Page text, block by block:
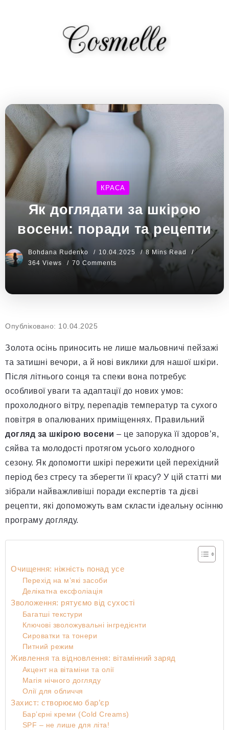
КРАСА
Як доглядати за шкірою
восени: поради та рецепти
Bohdana Rudenko 10.04.2025
8 Mins Read
364 Views
70 Comments
Опубліковано: 10.04.2025
Золота осінь приносить не лише мальовничі пейзажі
та затишні вечори, а й нові виклики для нашої шкіри.
Після літнього сонця та спеки вона потребує
особливої уваги та адаптації до нових умов:
прохолодного вітру, перепадів температур та сухого
повітря в опалюваних приміщеннях. Правильний
догляд за шкірою восени – це запорука її здоров’я,
сяйва та молодості протягом усього холодного
сезону. Як допомогти шкірі пережити цей перехідний
період без стресу та зберегти її красу? У цій статті ми
зібрали найважливіші поради експертів та дієві
рецепти, які допоможуть вам скласти ідеальну осінню
програму догляду.
Очищення: ніжність понад усе
Перехід на м’які засоби
Делікатна ексфоліація
Зволоження: рятуємо від сухості
Багатші текстури
Ключові зволожувальні інгредієнти
Сироватки та тонери
Питний режим
Живлення та відновлення: вітамінний заряд
Акцент на вітаміни та олії
Магія нічного догляду
Олії для обличчя
Захист: створюємо бар’єр
Бар’єрні креми (Cold Creams)
SPF – не лише для літа!